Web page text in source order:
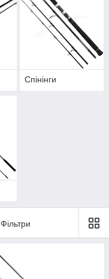
Спінінги
Фільтри